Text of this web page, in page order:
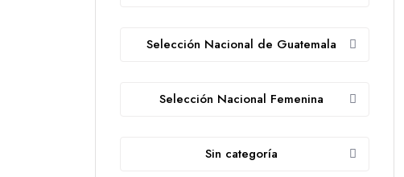
Selección Nacional de Guatemala
Selección Nacional Femenina
Sin categoría